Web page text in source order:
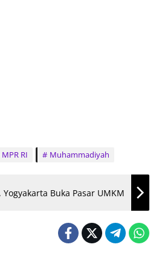
MPR RI Muhammadiyah
Yogyakarta Buka Pasar UMKM